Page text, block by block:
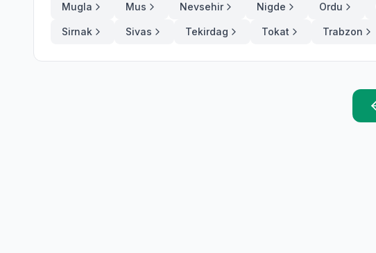
Mugla Mus Nevsehir Nigde Ordu
Sirnak Sivas Tekirdag Tokat Trabzon